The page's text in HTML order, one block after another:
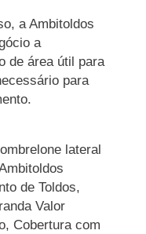
a Ambitoldos
a
de área útil para
para
lateral
de Toldos,
Valor
Cobertura com